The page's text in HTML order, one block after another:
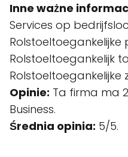
Inne ważne
Services op
Rolstoeltoegankelijke
Rolstoeltoegankelijk
Rolstoeltoegankelijke
Opinie: Ta firma ma
Business.
Średnia opinia: 5/5.